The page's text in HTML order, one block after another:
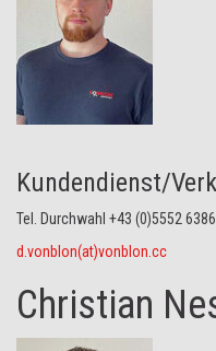
Kundendienst/
Tel. Durchwahl +43 (0)5552
d.vonblon(at)vonblon.cc
Christian